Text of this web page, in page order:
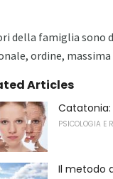
della famiglia sono
ordine,
Articles
PSICOLOGIA E
Il metodo